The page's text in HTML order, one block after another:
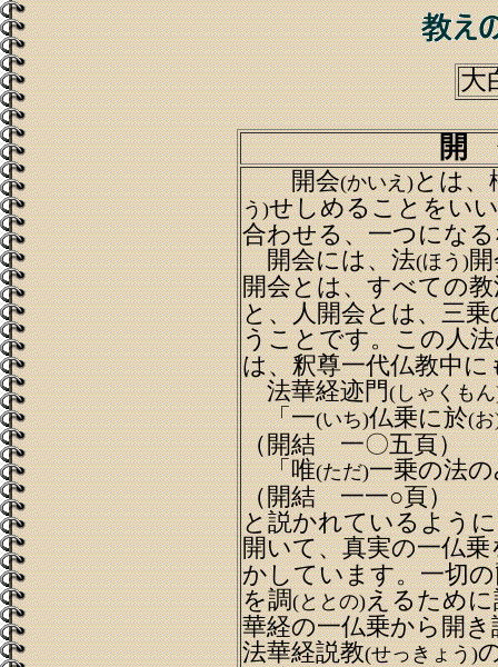
大
開
開会(かいえ)とは、
う)せしめることをい
合わせる、一つにな
開会には、法(ほう)開
開会とは、すべての
と、人開会とは、三
うことです。この人
は、釈尊一代仏教中
法華経迹門(しゃくも
「一(いち)仏乗に於(お
（開結 一〇五頁）
「唯(ただ)一乗の法
（開結 一一○頁）
と説かれているよう
開いて、真実の一仏
かしています。一切
を調(ととの)えるために
華経の一仏乗から開
法華経説教(せっきょう)